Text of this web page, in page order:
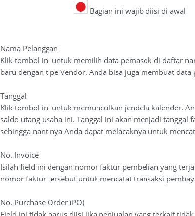
Bagian ini wajib diisi di awal
Nama Pelanggan
Klik tombol ini untuk memilih data pemasok di daftar
baru dengan tipe Vendor. Anda bisa juga membuat
Tanggal
Klik tombol ini untuk memunculkan jendela kalender.
saldo utang usaha ini. Tanggal ini akan menjadi
sehingga nantinya Anda dapat melacaknya untuk
No. Invoice
Isilah field ini dengan nomor faktur pembelian yang
nomor faktur tersebut untuk mencatat transaksi
No. Purchase Order (PO)
Field ini tidak harus diisi jika penjualan yang terkait